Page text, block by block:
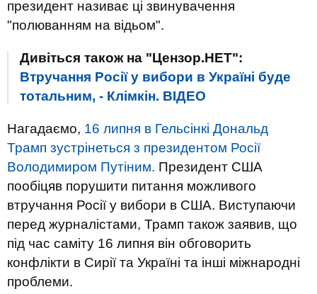
президент називає ці звинувачення
"полюванням на відьом".
Дивіться також на "Цензор.НЕТ":
Втручання Росії у вибори в Україні буде
тотальним, - Клімкін. ВIДЕО
Нагадаємо, 16 липня в Гельсінкі Дональд
Трамп зустрінеться з президентом Росії
Володимиром Путіним. Президент США
пообіцяв порушити питання можливого
втручання Росії у вибори в США. Виступаючи
перед журналістами, Трамп також заявив, що
під час саміту 16 липня він обговорить
конфлікти в Сирії та Україні та інші міжнародні
проблеми.